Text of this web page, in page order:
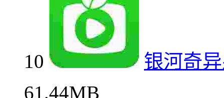
10
银河奇
61.44MB